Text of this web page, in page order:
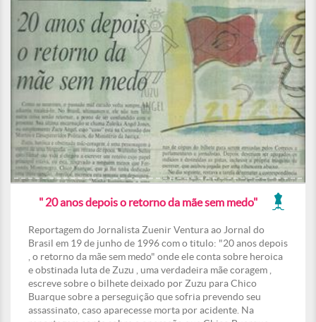
" 20 anos depois o retorno da mãe sem medo"
Reportagem do Jornalista Zuenir Ventura ao Jornal do
Brasil em 19 de junho de 1996 com o titulo: "20 anos depois
, o retorno da mãe sem medo" onde ele conta sobre heroica
e obstinada luta de Zuzu , uma verdadeira mãe coragem ,
escreve sobre o bilhete deixado por Zuzu para Chico
Buarque sobre a perseguição que sofria prevendo seu
assassinato, caso aparecesse morta por acidente. Na